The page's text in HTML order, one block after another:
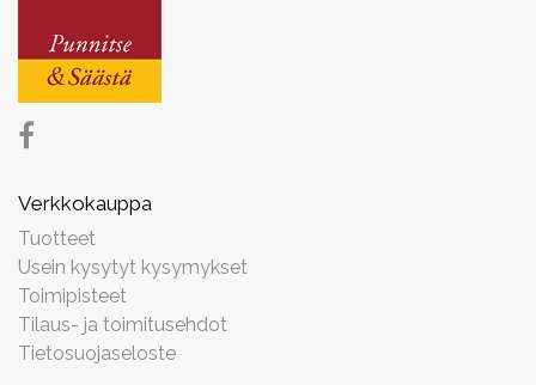
Verkkokauppa
Tuotteet
Usein kysytyt kysymykset
Toimipisteet
Tilaus- ja toimitusehdot
Tietosuojaseloste